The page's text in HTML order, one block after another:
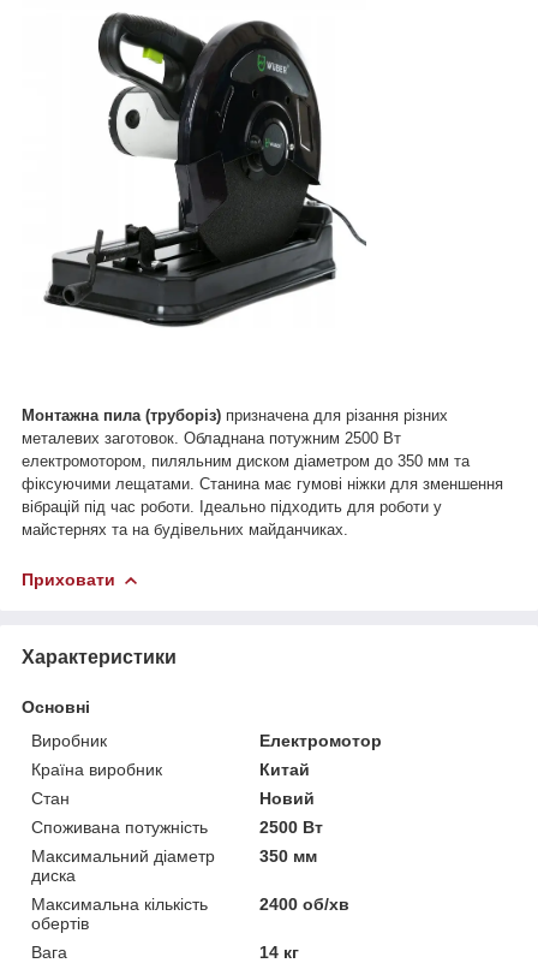
Монтажна пила (труборіз) призначена для різання різних
металевих заготовок. Обладнана потужним 2500 Вт
електромотором, пиляльним диском діаметром до 350 мм та
фіксуючими лещатами. Станина має гумові ніжки для зменшення
вібрацій під час роботи. Ідеально підходить для роботи у
майстернях та на будівельних майданчиках.
Приховати
Характеристики
Основні
Виробник
Електромотор
Країна виробник
Китай
Стан
Новий
Споживана потужність
2500 Вт
Максимальний діаметр
диска
350 мм
Максимальна кількість
обертів
2400 об/хв
Вага
14 кг